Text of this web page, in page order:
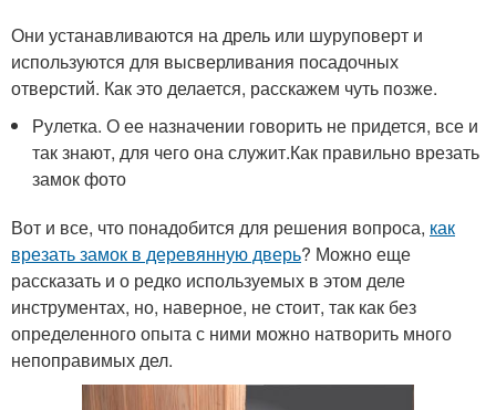
Они устанавливаются на дрель или шуруповерт и
используются для высверливания посадочных
отверстий. Как это делается, расскажем чуть позже.
Рулетка. О ее назначении говорить не придется, все и
так знают, для чего она служит.Как правильно врезать
замок фото
Вот и все, что понадобится для решения вопроса, как
врезать замок в деревянную дверь? Можно еще
рассказать и о редко используемых в этом деле
инструментах, но, наверное, не стоит, так как без
определенного опыта с ними можно натворить много
непоправимых дел.